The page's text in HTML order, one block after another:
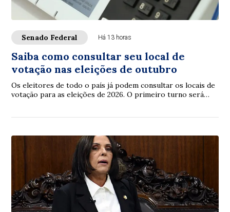
Senado Federal Há 13 horas
Saiba como consultar seu local de
votação nas eleições de outubro
Os eleitores de todo o país já podem consultar os locais de
votação para as eleições de 2026. O primeiro turno será